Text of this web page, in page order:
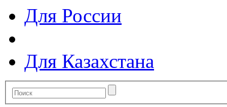
Для России
Для Казахстана